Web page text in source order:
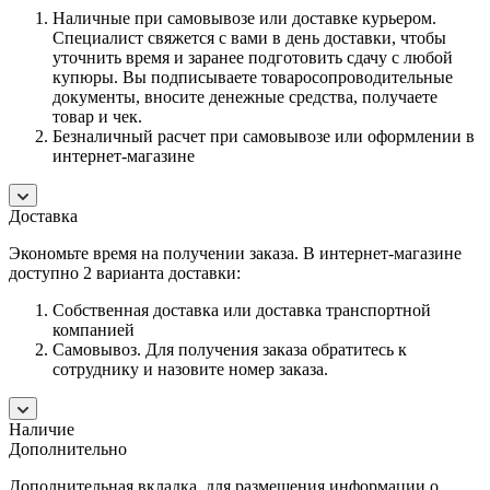
Наличные при самовывозе или доставке курьером.
Специалист свяжется с вами в день доставки, чтобы
уточнить время и заранее подготовить сдачу с любой
купюры. Вы подписываете товаросопроводительные
документы, вносите денежные средства, получаете
товар и чек.
Безналичный расчет при самовывозе или оформлении в
интернет-магазине
Доставка
Экономьте время на получении заказа. В интернет-магазине
доступно 2 варианта доставки:
Собственная доставка или доставка транспортной
компанией
Самовывоз. Для получения заказа обратитесь к
сотруднику и назовите номер заказа.
Наличие
Дополнительно
Дополнительная вкладка, для размещения информации о